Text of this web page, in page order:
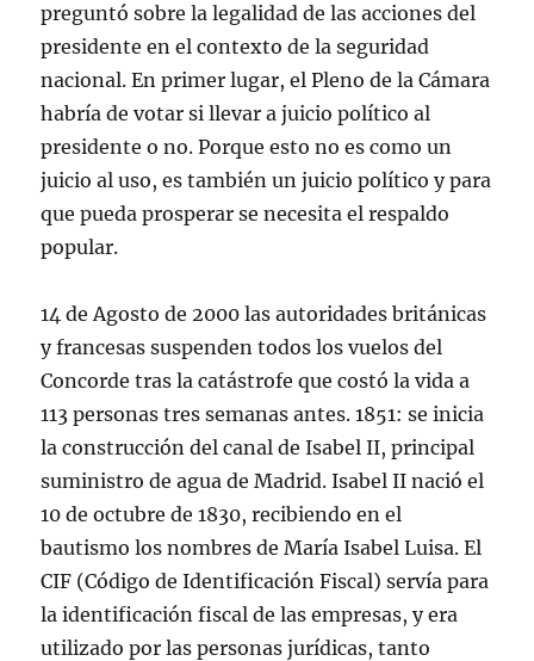
preguntó sobre la legalidad de las acciones del
presidente en el contexto de la seguridad
nacional. En primer lugar, el Pleno de la Cámara
habría de votar si llevar a juicio político al
presidente o no. Porque esto no es como un
juicio al uso, es también un juicio político y para
que pueda prosperar se necesita el respaldo
popular.
14 de Agosto de 2000 las autoridades británicas
y francesas suspenden todos los vuelos del
Concorde tras la catástrofe que costó la vida a
113 personas tres semanas antes. 1851: se inicia
la construcción del canal de Isabel II, principal
suministro de agua de Madrid. Isabel II nació el
10 de octubre de 1830, recibiendo en el
bautismo los nombres de María Isabel Luisa. El
CIF (Código de Identificación Fiscal) servía para
la identificación fiscal de las empresas, y era
utilizado por las personas jurídicas, tanto